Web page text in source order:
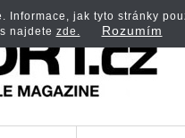
jak tyto stránky
najdete zde. Rozumím